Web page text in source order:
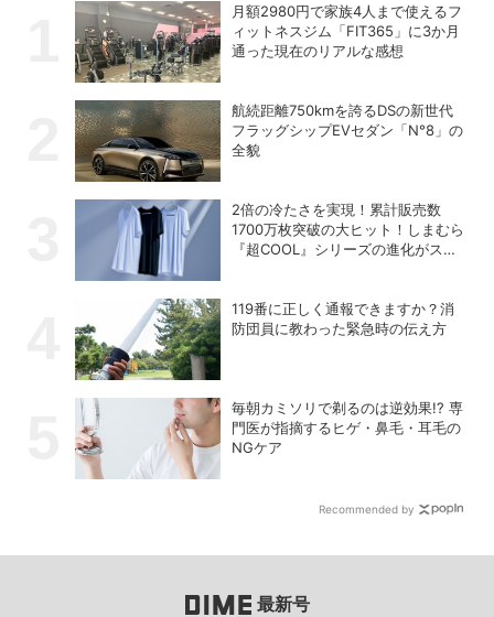
月額2980円で家族4人まで使えるフ
ィットネスジム「FIT365」に3か月
通った現在のリアルな感想
航続距離750kmを誇るDSの新世代
フラッグシップEVセダン「N°8」の
全貌
2倍の冷たさを実現！累計販売数
1700万枚突破の大ヒット！しまむら
『超COOL』シリーズの進化がスゴ
119番に正しく通報できますか？消
防団員に教わった緊急時の伝え方
毎朝カミソリで剃るのは逆効果!? 専
門医が指摘するヒゲ・鼻毛・耳毛の
NGケア
Recommended by
最新号